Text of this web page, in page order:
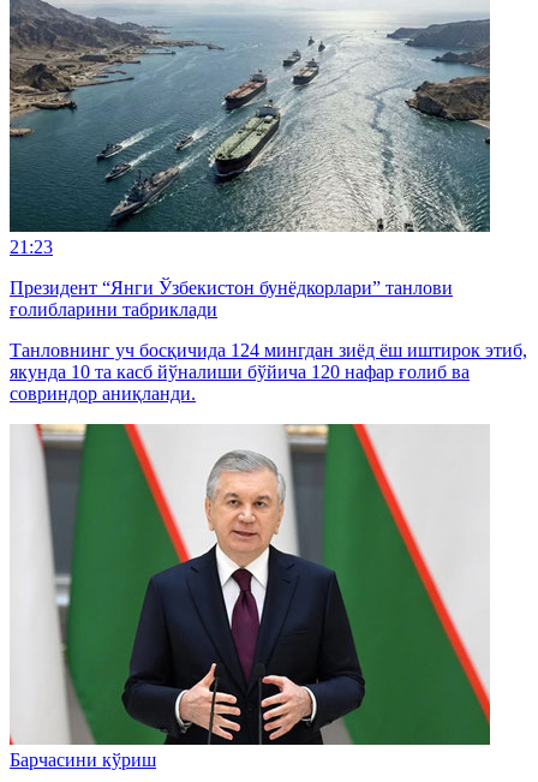
21:23
Президент “Янги Ўзбекистон бунёдкорлари” танлови
ғолибларини табриклади
Танловнинг уч босқичида 124 мингдан зиёд ёш иштирок этиб,
якунда 10 та касб йўналиши бўйича 120 нафар ғолиб ва
совриндор аниқланди.
Барчасини кўриш